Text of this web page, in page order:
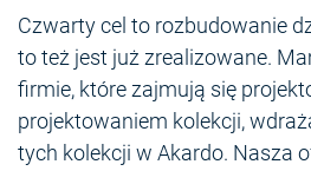
Czwarty cel to rozbudowanie
to też jest już zrealizowane.
firmie, które zajmują się
projektowaniem kolekcji,
tych kolekcji w Akardo. Nasza